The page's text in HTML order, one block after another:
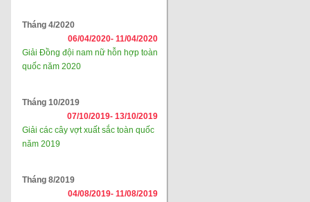
Tháng 4/2020
06/04/2020- 11/04/2020
Giải Đồng đội nam nữ hỗn hợp toàn
quốc năm 2020
Tháng 10/2019
07/10/2019- 13/10/2019
Giải các cây vợt xuất sắc toàn quốc
năm 2019
Tháng 8/2019
04/08/2019- 11/08/2019